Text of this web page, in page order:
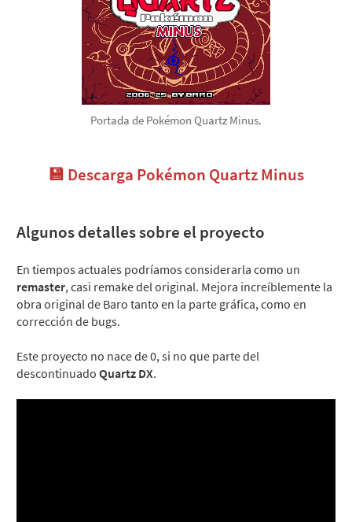
Portada de Pokémon Quartz Minus.
💾 Descarga Pokémon Quartz Minus
Algunos detalles sobre el proyecto
En tiempos actuales podríamos considerarla como un
remaster, casi remake del original. Mejora increíblemente la
obra original de Baro tanto en la parte gráfica, como en
corrección de bugs.
Este proyecto no nace de 0, si no que parte del
descontinuado Quartz DX.